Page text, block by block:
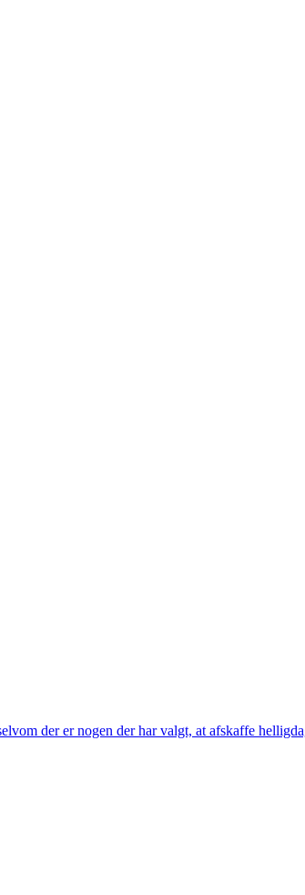
der er nogen der har valgt, at afskaffe